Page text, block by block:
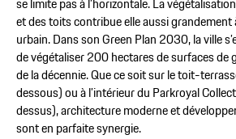
se limite pas à l’horizontale. La
et des toits contribue elle aussi grandement
urbain. Dans son Green Plan 2030, la ville
de végétaliser 200 hectares de surfaces de
de la décennie. Que ce soit sur le toit-
dessous) ou à l’intérieur du Parkroyal
dessus), architecture moderne et
sont en parfaite synergie.